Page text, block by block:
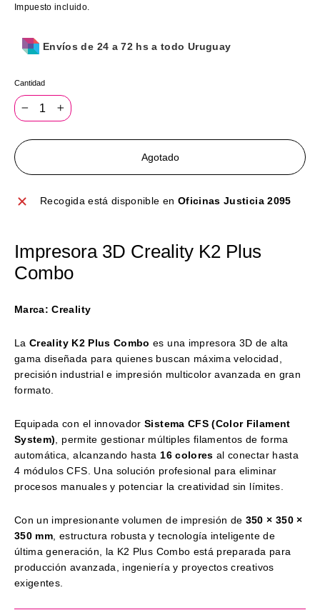
Impuesto incluido.
Envíos de 24 a 72 hs a todo Uruguay
Cantidad
Agotado
Recogida está disponible en Oficinas Justicia 2095
Impresora 3D Creality K2 Plus
Combo
Marca: Creality
LaCreality K2 Plus Combo es una impresora 3D de alta
gama diseñada para quienes buscan máxima velocidad,
precisión industrial e impresión multicolor avanzada en gran
formato.
Equipada con el innovadorSistema CFS (Color Filament
System) , permite gestionar múltiples filamentos de forma
automática, alcanzando hasta 16 colores al conectar hasta
4 módulos CFS. Una solución profesional para eliminar
procesos manuales y potenciar la creatividad sin límites.
Con un impresionante volumen de impresión de 350 × 350 ×
350 mm , estructura robusta y tecnología inteligente de
última generación, la K2 Plus Combo está preparada para
producción avanzada, ingeniería y proyectos creativos
exigentes.